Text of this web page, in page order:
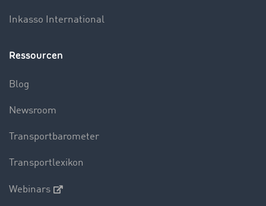
Inkasso International
Ressourcen
Blog
Newsroom
Transportbarometer
Transportlexikon
Webinars